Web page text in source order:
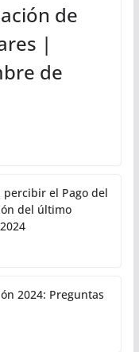
de
|
de
percibir el Pago del
del último
2024: Preguntas